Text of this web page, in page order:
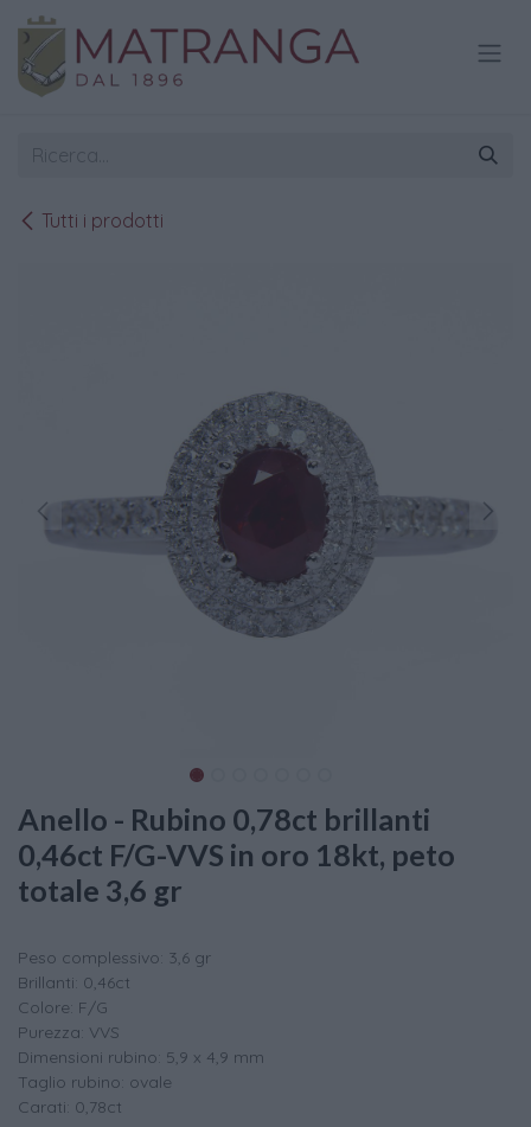
Passa al contenuto
Tutti i prodotti
Anello - Rubino 0,78ct brillanti
0,46ct F/G-VVS in oro 18kt, peto
totale 3,6 gr
Peso complessivo: 3,6 gr
Brillanti: 0,46ct
Colore: F/G
Purezza: VVS
Dimensioni rubino: 5,9 x 4,9 mm
Taglio rubino: ovale
Carati: 0,78ct